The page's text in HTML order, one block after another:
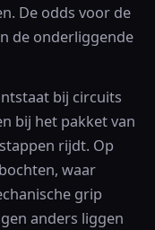
De odds voor de
de onderliggende
bij circuits
bij het pakket van
rijdt. Op
waar
grip
anders liggen